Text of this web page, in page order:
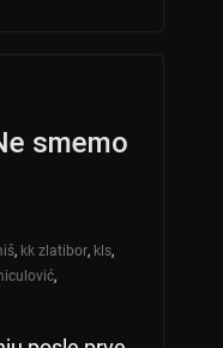
smemo
, kk zlatibor, kls,
,